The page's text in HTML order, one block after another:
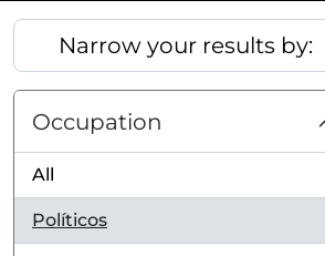
Narrow your results by:
Occupation
All
Políticos
, 11 results